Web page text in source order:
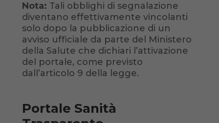
Nota: Tali obblighi di segnalazione
diventano effettivamente vincolanti
solo dopo la pubblicazione di un
avviso ufficiale da parte del Ministero
della Salute che dichiari l’attivazione
del portale, come previsto
dall’articolo 9 della legge.
Portale Sanità